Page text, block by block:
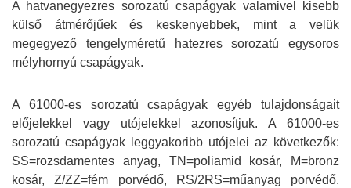
A hatvanegyezres sorozatú csapágyak valamivel kisebb
külső átmérőjűek és keskenyebbek, mint a velük
megegyező tengelyméretű hatezres sorozatú egysoros
mélyhornyú csapágyak.
A 61000-es sorozatú csapágyak egyéb tulajdonságait
előjelekkel vagy utójelekkel azonosítjuk. A 61000-es
sorozatú csapágyak leggyakoribb utójelei az következők:
SS=rozsdamentes anyag, TN=poliamid kosár, M=bronz
kosár, Z/ZZ=fém porvédő, RS/2RS=műanyag porvédő.